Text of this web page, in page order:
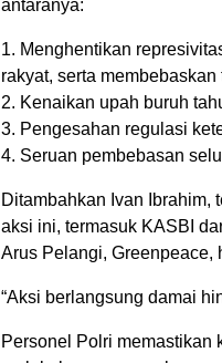
antaranya:
1. Menghentikan
rakyat, serta
2. Kenaikan upah buruh
3. Pengesahan regulasi
4. Seruan pembebasan
Ditambahkan Ivan Ibrahim,
aksi ini, termasuk KASBI
Arus Pelangi, Greenpeace,
“Aksi berlangsung damai
Personel Polri memastikan